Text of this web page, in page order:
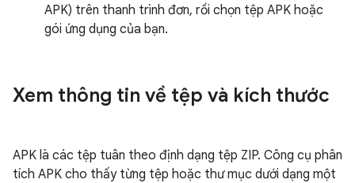
APK) trên thanh trình đơn, rồi chọn tệp APK hoặc
gói ứng dụng của bạn.
Xem thông tin về tệp và kích thước
APK là các tệp tuân theo định dạng tệp ZIP. Công cụ phân
tích APK cho thấy từng tệp hoặc thư mục dưới dạng một